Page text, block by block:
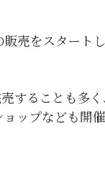
売をスタート
することも多
ップなども開催